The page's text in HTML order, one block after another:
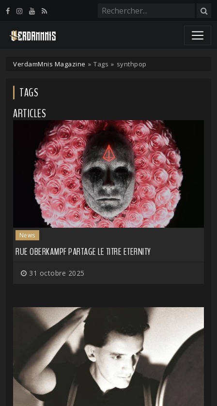
VerdamMnis Magazine » Tags » synthpop
TAGS
ARTICLES
News
RUE OBERKAMPF PARTAGE LE TITRE ETERNITY
31 octobre 2025
Panneau de gestion des cookies